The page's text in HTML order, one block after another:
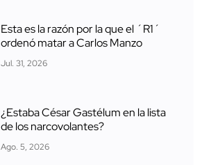
Esta es la razón por la que el ´R1´
ordenó matar a Carlos Manzo
Jul. 31, 2026
¿Estaba César Gastélum en la lista
de los narcovolantes?
Ago. 5, 2026